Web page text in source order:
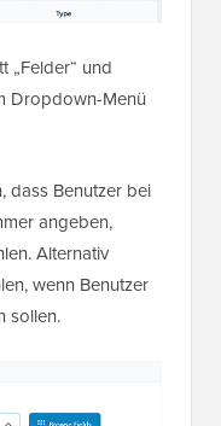
„Felder“ und
Dropdown-Menü
dass Benutzer bei
angeben,
Alternativ
wenn Benutzer
sollen.